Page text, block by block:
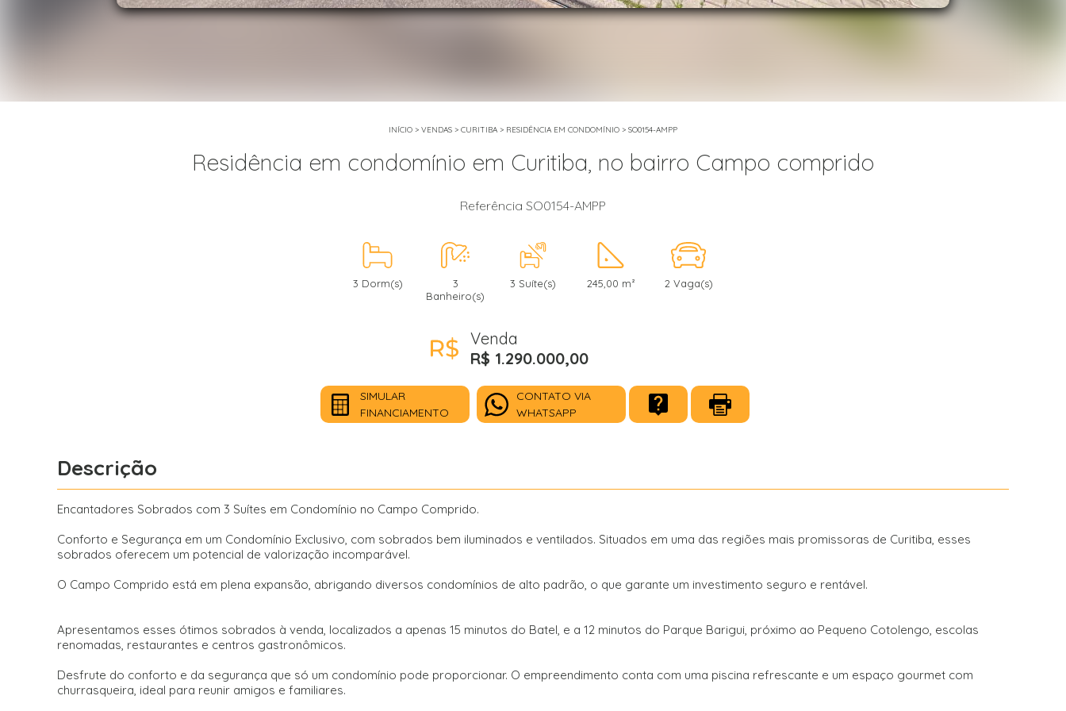
INÍCIO > VENDAS > CURITIBA > RESIDÊNCIA EM CONDOMÍNIO > SO0154-AMPP
Residência em condomínio em Curitiba, no bairro Campo comprido
Referência SO0154-AMPP
3 Dorm(s)
3
Banheiro(s)
3 Suíte(s) 245,00 m² 2 Vaga(s)
Venda
R$ 1.290.000,00
SIMULAR
FINANCIAMENTO
CONTATO VIA
WHATSAPP
Descrição
Encantadores Sobrados com 3 Suítes em Condomínio no Campo Comprido.
Conforto e Segurança em um Condomínio Exclusivo, com sobrados bem iluminados e ventilados. Situados em uma das regiões mais promissoras de Curitiba, esses
sobrados oferecem um potencial de valorização incomparável.
O Campo Comprido está em plena expansão, abrigando diversos condomínios de alto padrão, o que garante um investimento seguro e rentável.
Apresentamos esses ótimos sobrados à venda, localizados a apenas 15 minutos do Batel, e a 12 minutos do Parque Barigui, próximo ao Pequeno Cotolengo, escolas
renomadas, restaurantes e centros gastronômicos.
Desfrute do conforto e da segurança que só um condomínio pode proporcionar. O empreendimento conta com uma piscina refrescante e um espaço gourmet com
churrasqueira, ideal para reunir amigos e familiares.